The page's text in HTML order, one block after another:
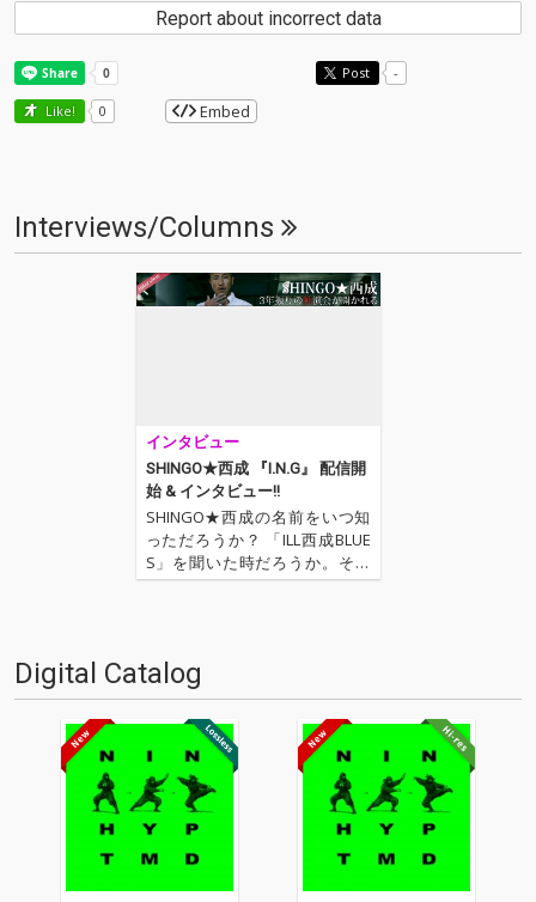
Report about incorrect data
Post -
Like! 0 Embed
Interviews/Columns
インタビュー
SHINGO★西成 『I.N.G』 配信開
始 & インタビュー!!
SHINGO★西成の名前をいつ知
っただろうか？ 「ILL西成BLUE
S」を聞いた時だろうか。その
時アーティスト名よりも先に
命に生きる労働者達が多く住
む。そしてSHINGO…
Digital Catalog